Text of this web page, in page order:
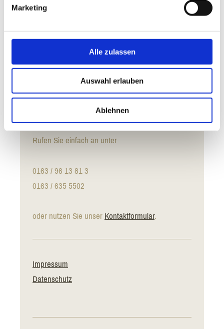
Marketing
Alle zulassen
Auswahl erlauben
Ablehnen
Cosmetic-Lounge
22045 Hamburg
Kontakt
Termin buchen
Rufen Sie einfach an unter
0163 / 96 13 81 3
0163 / 635 5502
oder nutzen Sie unser Kontaktformular.
Impressum
Datenschutz